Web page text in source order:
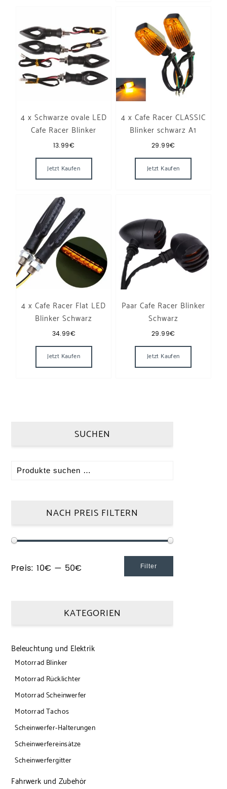
4 x Schwarze ovale LED
Cafe Racer Blinker
13.99€
Jetzt Kaufen
4 x Cafe Racer CLASSIC
Blinker schwarz A1
29.99€
Jetzt Kaufen
4 x Cafe Racer Flat LED
Blinker Schwarz
34.99€
Jetzt Kaufen
Paar Cafe Racer Blinker
Schwarz
29.99€
Jetzt Kaufen
Dieses
SUCHEN
NACH PREIS FILTERN
Filter
Preis:10€ — 50€
KATEGORIEN
Beleuchtung und Elektrik
Motorrad Blinker
Motorrad Rücklichter
Motorrad Scheinwerfer
Motorrad Tachos
Scheinwerfer-Halterungen
Scheinwerfereinsätze
Scheinwerfergitter
Fahrwerk und Zubehör